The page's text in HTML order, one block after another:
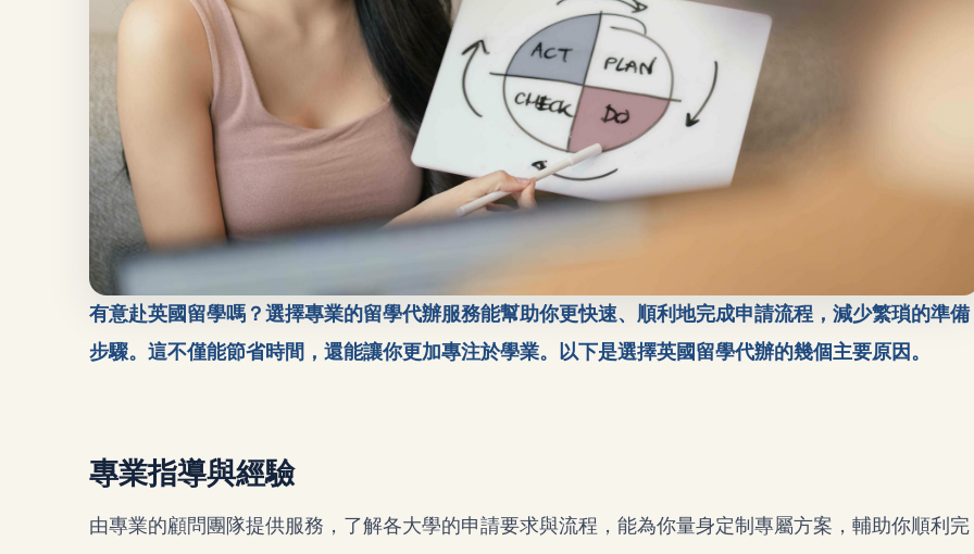
有意赴英國留學嗎？選擇專業的留學代辦服務能幫助你更快速、順利地完成申請流程，減少繁瑣的準備
步驟。這不僅能節省時間，還能讓你更加專注於學業。以下是選擇英國留學代辦的幾個主要原因。
專業指導與經驗
由專業的顧問團隊提供服務，了解各大學的申請要求與流程，能為你量身定制專屬方案，輔助你順利完